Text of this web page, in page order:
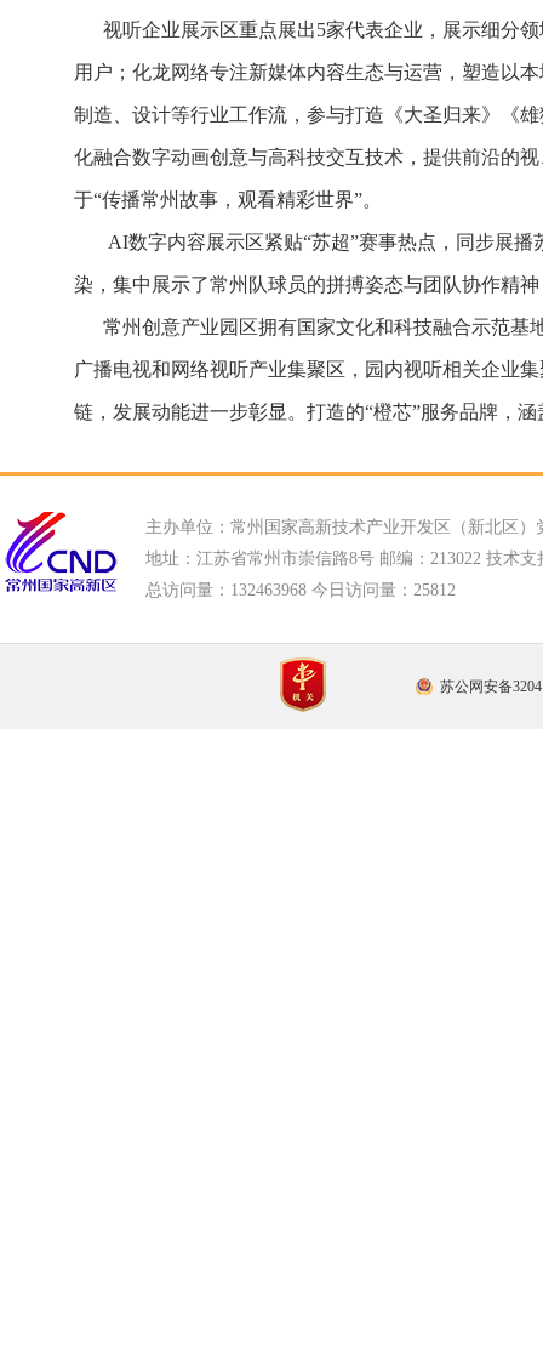
视听企业展示区重点展出5家代表企业，展示细分领
用户；化龙网络专注新媒体内容生态与运营，塑造以
制造、设计等行业工作流，参与打造《大圣归来》《
化融合数字动画创意与高科技交互技术，提供前沿的
于“传播常州故事，观看精彩世界”。
AI数字内容展示区紧贴“苏超”赛事热点，同步展播
染，集中展示了常州队球员的拼搏姿态与团队协作精
常州创意产业园区拥有国家文化和科技融合示范基
广播电视和网络视听产业集聚区，园内视听相关企业
链，发展动能进一步彰显。打造的“橙芯”服务品牌，
主办单位：常州国家高新技术产业开发区（新北区）
地址：江苏省常州市崇信路8号 邮编：213022 技术支
总访问量： 132463968 今日访问量： 25812
苏公网安备